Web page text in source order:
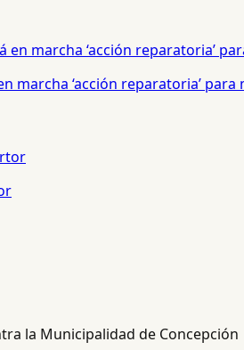
marcha ‘acción reparatoria’